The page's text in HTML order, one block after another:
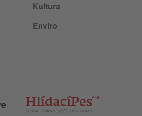
Kultura
Enviro